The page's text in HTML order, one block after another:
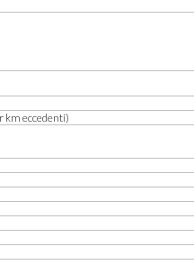
km eccedenti)